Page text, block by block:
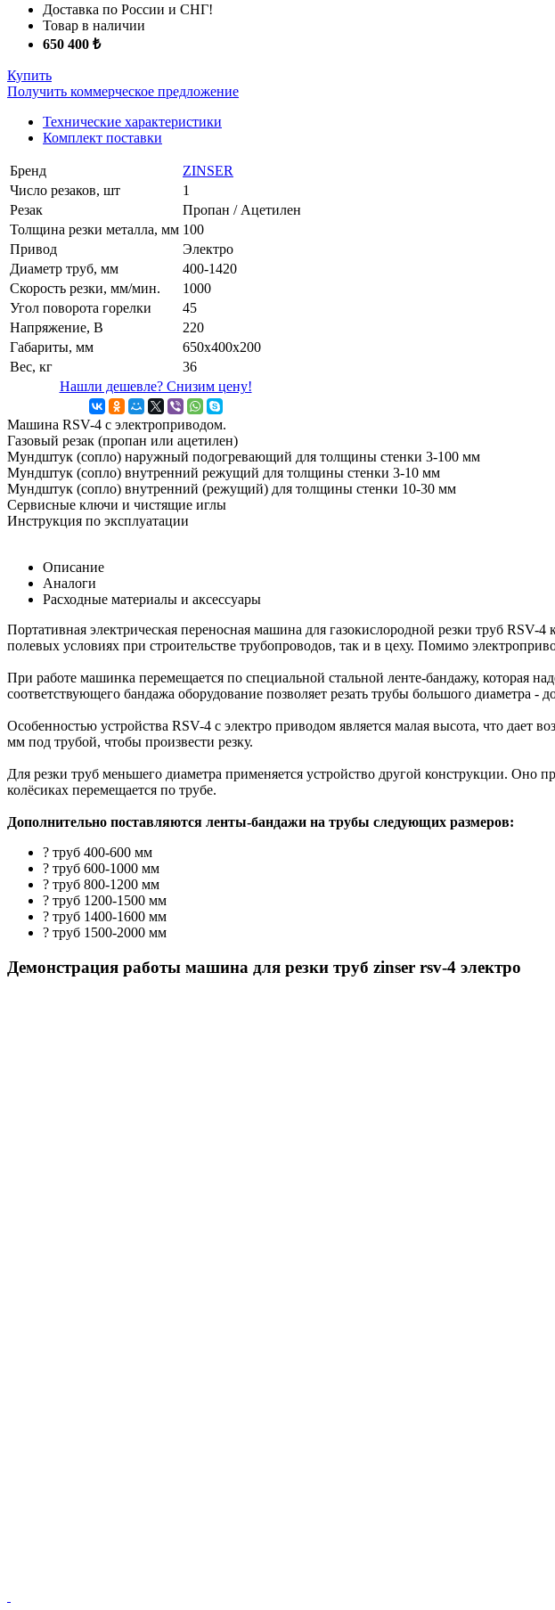
Доставка по России и СНГ!
Товар в наличии
650 400 ₺
Купить
Получить коммерческое предложение
Технические характеристики
Комплект поставки
Бренд
ZINSER
Число резаков, шт
1
Резак
Пропан / Ацетилен
Толщина резки металла, мм 100
Привод
Электро
Диаметр труб, мм
400-1420
Скорость резки, мм/мин.
1000
Угол поворота горелки
45
Напряжение, В
220
Габариты, мм
650х400х200
Вес, кг
36
Нашли дешевле? Снизим цену!
Машина RSV-4 с электроприводом.
Газовый резак (пропан или ацетилен)
Мундштук (сопло) наружный подогревающий для толщины стенки 3-100 мм
Мундштук (сопло) внутренний режущий для толщины стенки 3-10 мм
Мундштук (сопло) внутренний (режущий) для толщины стенки 10-30 мм
Сервисные ключи и чистящие иглы
Инструкция по эксплуатации
Описание
Аналоги
Расходные материалы и аксессуары
Портативная электрическая переносная машина для газокислородной резки труб
полевых условиях при строительстве трубопроводов, так и в цеху. Помимо
При работе машинка перемещается по специальной стальной ленте-бандажу, которая
соответствующего бандажа оборудование позволяет резать трубы большого диаметра -
Особенностью устройства RSV-4 с электро приводом является малая высота, что дает
мм под трубой, чтобы произвести резку.
Для резки труб меньшего диаметра применяется устройство другой конструкции. Оно
колёсиках перемещается по трубе.
Дополнительно поставляются ленты-бандажи на трубы следующих размеров:
? труб 400-600 мм
? труб 600-1000 мм
? труб 800-1200 мм
? труб 1200-1500 мм
? труб 1400-1600 мм
? труб 1500-2000 мм
Демонстрация работы машина для резки труб zinser rsv-4 электро